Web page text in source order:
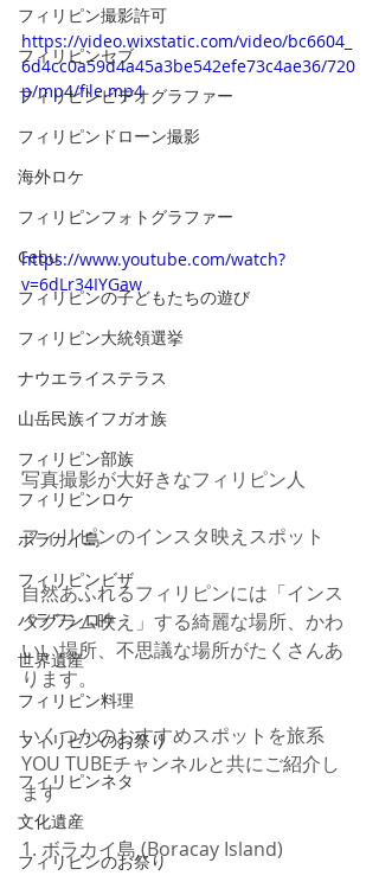
フィリピン撮影許可
フィリピンセブ
フィリピンビデオグラファー
フィリピンドローン撮影
海外ロケ
フィリピンフォトグラファー
Cebu
フィリピンの子どもたちの遊び
フィリピン大統領選挙
ナウエライステラス
山岳民族イフガオ族
フィリピン部族
フィリピンロケ
ボラカイ島
フィリピンビザ
パラワンロケ
世界遺産
フィリピン料理
フィリピンのお祭り
フィリピンネタ
文化遺産
フィリピンのお祭り
https://video.wixstatic.com/video/bc6604_
6d4cc0a59d4a45a3be542efe73c4ae36/720
p/mp4/file.mp4
https://www.youtube.com/watch?
v=6dLr34IYGaw
写真撮影が大好きなフィリピン人
フィリピンのインスタ映えスポット
自然あふれるフィリピンには「インス
タグラム映え」する綺麗な場所、かわ
いい場所、不思議な場所がたくさんあ
ります。
いくつかのおすすめスポットを旅系
YOU TUBEチャンネルと共にご紹介し
ます
1. ボラカイ島 (Boracay Island)